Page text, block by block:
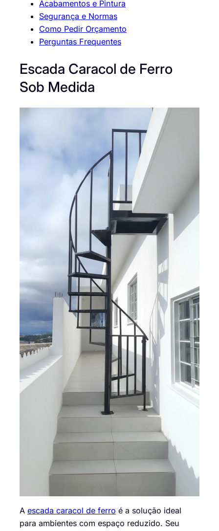
Acabamentos e Pintura
Segurança e Normas
Como Pedir Orçamento
Perguntas Frequentes
Escada Caracol de Ferro
Sob Medida
A escada caracol de ferro é a solução ideal
para ambientes com espaço reduzido. Seu